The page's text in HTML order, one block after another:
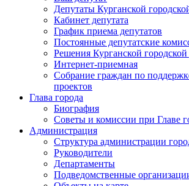
Депутаты Курганской
Кабинет депутата
График приема депутатов
Постоянные депутатские
Решения Курганской
Интернет-приемная
Собрание граждан по
проектов
Глава города
Биография
Советы и комиссии при Главе
Администрация
Структура администрации
Руководители
Департаменты
Подведомственные